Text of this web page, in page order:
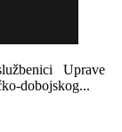
Uprave
dobojskog...